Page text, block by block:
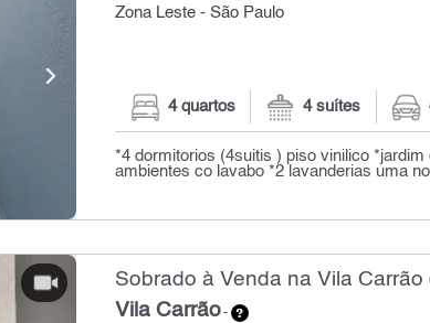
Zona Leste - São Paulo
4 quartos 4 suítes
*4 dormitorios (4suitis ) piso vinilico
ambientes co lavabo *2 lavanderias uma
Sobrado à Venda na Vila Carrão
Vila Carrão-